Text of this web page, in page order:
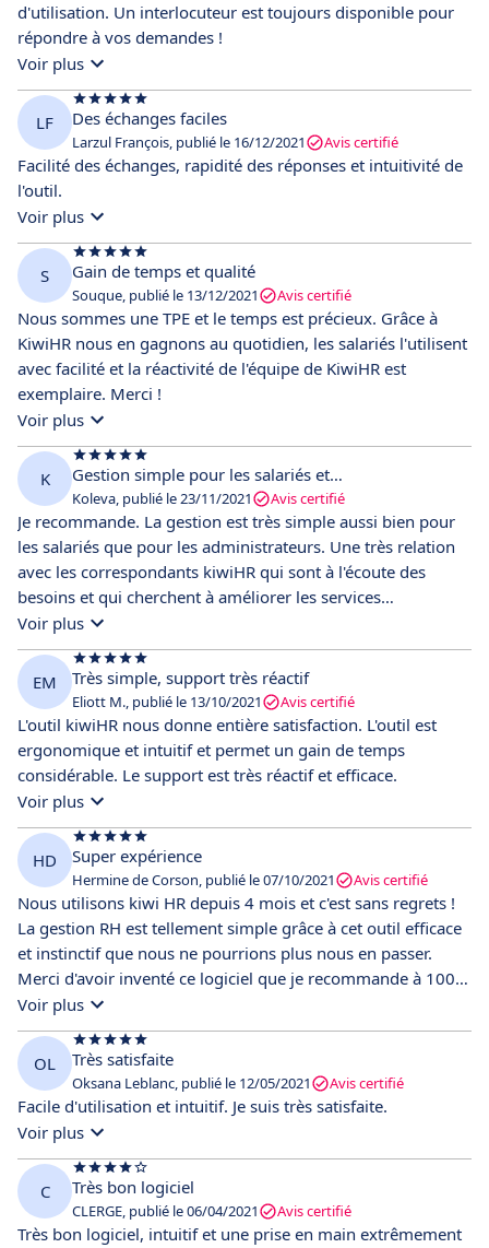
d'utilisation. Un interlocuteur est toujours disponible pour
répondre à vos demandes !
Voir plus
LF Des échanges faciles
Larzul François, publié le 16/12/2021 Avis certifié
Facilité des échanges, rapidité des réponses et intuitivité de
l'outil.
Voir plus
S Gain de temps et qualité
Souque, publié le 13/12/2021 Avis certifié
Nous sommes une TPE et le temps est précieux. Grâce à
KiwiHR nous en gagnons au quotidien, les salariés l'utilisent
avec facilité et la réactivité de l'équipe de KiwiHR est
exemplaire. Merci !
Voir plus
K Gestion simple pour les salariés et…
Koleva, publié le 23/11/2021 Avis certifié
Je recommande. La gestion est très simple aussi bien pour
les salariés que pour les administrateurs. Une très relation
avec les correspondants kiwiHR qui sont à l'écoute des
besoins et qui cherchent à améliorer les services
constamment.
Voir plus
EM Très simple, support très réactif
Eliott M., publié le 13/10/2021 Avis certifié
L'outil kiwiHR nous donne entière satisfaction. L'outil est
ergonomique et intuitif et permet un gain de temps
considérable. Le support est très réactif et efficace.
Voir plus
HD Super expérience
Hermine de Corson, publié le 07/10/2021 Avis certifié
Nous utilisons kiwi HR depuis 4 mois et c'est sans regrets !
La gestion RH est tellement simple grâce à cet outil efficace
et instinctif que nous ne pourrions plus nous en passer.
Merci d'avoir inventé ce logiciel que je recommande à 100%
!Voir plus
OL Très satisfaite
Oksana Leblanc, publié le 12/05/2021 Avis certifié
Facile d'utilisation et intuitif. Je suis très satisfaite.
Voir plus
C Très bon logiciel
CLERGE, publié le 06/04/2021 Avis certifié
Très bon logiciel, intuitif et une prise en main extrêmement